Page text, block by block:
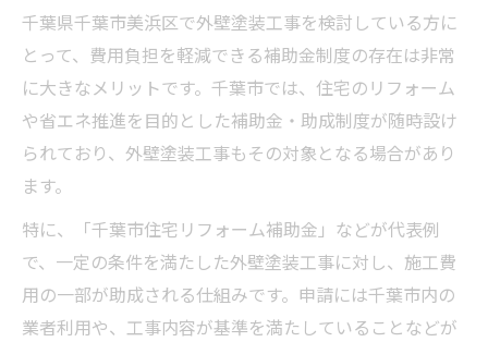
千葉県千葉市美浜区で外壁塗装工事を検討している方に
とって、費用負担を軽減できる補助金制度の存在は非常
に大きなメリットです。千葉市では、住宅のリフォーム
や省エネ推進を目的とした補助金・助成制度が随時設け
られており、外壁塗装工事もその対象となる場合があり
ます。
特に、「千葉市住宅リフォーム補助金」などが代表例
で、一定の条件を満たした外壁塗装工事に対し、施工費
用の一部が助成される仕組みです。申請には千葉市内の
業者利用や、工事内容が基準を満たしていることなどが